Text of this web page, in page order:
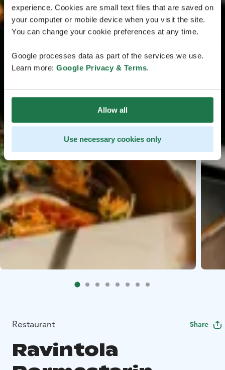
experience. Cookies are small text files that are saved on
your computer or mobile device when you visit the site.
You can change your cookie preferences at any time.
Google processes data as part of the services we use.
Learn more: Google Privacy & Terms.
Allow all
Use necessary cookies only
Restaurant Share
Ravintola